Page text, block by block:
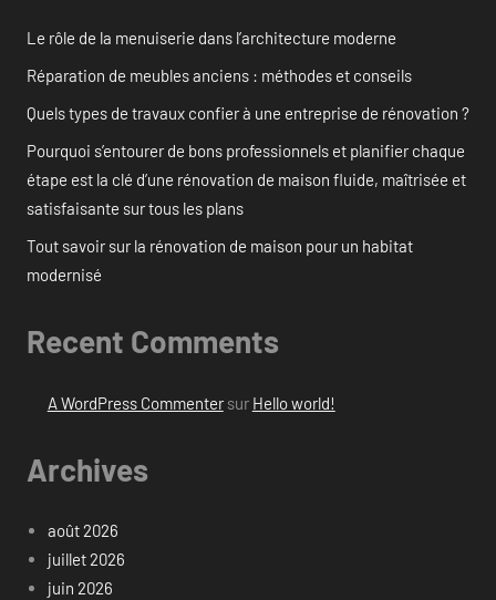
Le rôle de la menuiserie dans l’architecture moderne
Réparation de meubles anciens : méthodes et conseils
Quels types de travaux confier à une entreprise de rénovation ?
Pourquoi s’entourer de bons professionnels et planifier chaque
étape est la clé d’une rénovation de maison fluide, maîtrisée et
satisfaisante sur tous les plans
Tout savoir sur la rénovation de maison pour un habitat
modernisé
Recent Comments
A WordPress Commentersur Hello world!
Archives
août 2026
juillet 2026
juin 2026